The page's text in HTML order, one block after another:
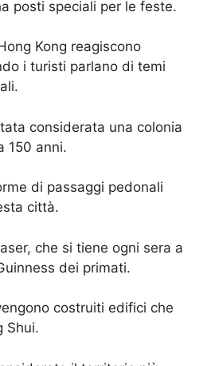
posti speciali per le feste.
Kong reagiscono
i turisti parlano di temi
considerata una colonia
150 anni.
di passaggi pedonali
città.
che si tiene ogni sera a
dei primati.
costruiti edifici che
Shui.